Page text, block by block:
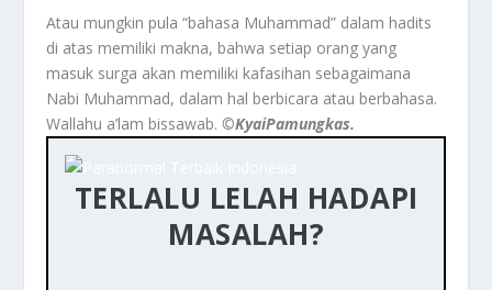
Atau mungkin pula “bahasa Muhammad” dalam hadits
di atas memiliki makna, bahwa setiap orang yang
masuk surga akan memiliki kafasihan sebagaimana
Nabi Muhammad, dalam hal berbicara atau berbahasa.
Wallahu a’lam bissawab.©️KyaiPamungkas.
TERLALU LELAH HADAPI
MASALAH?